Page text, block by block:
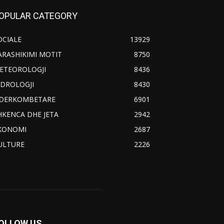
CATEGORY
13929
MOTIT
8750
8436
8430
6901
DHE JETA
2942
2687
2226